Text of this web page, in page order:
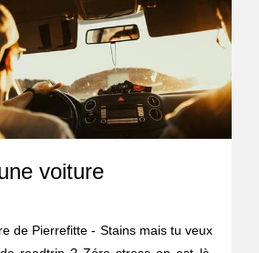
voiture
de Pierrefitte - Stains mais tu veux